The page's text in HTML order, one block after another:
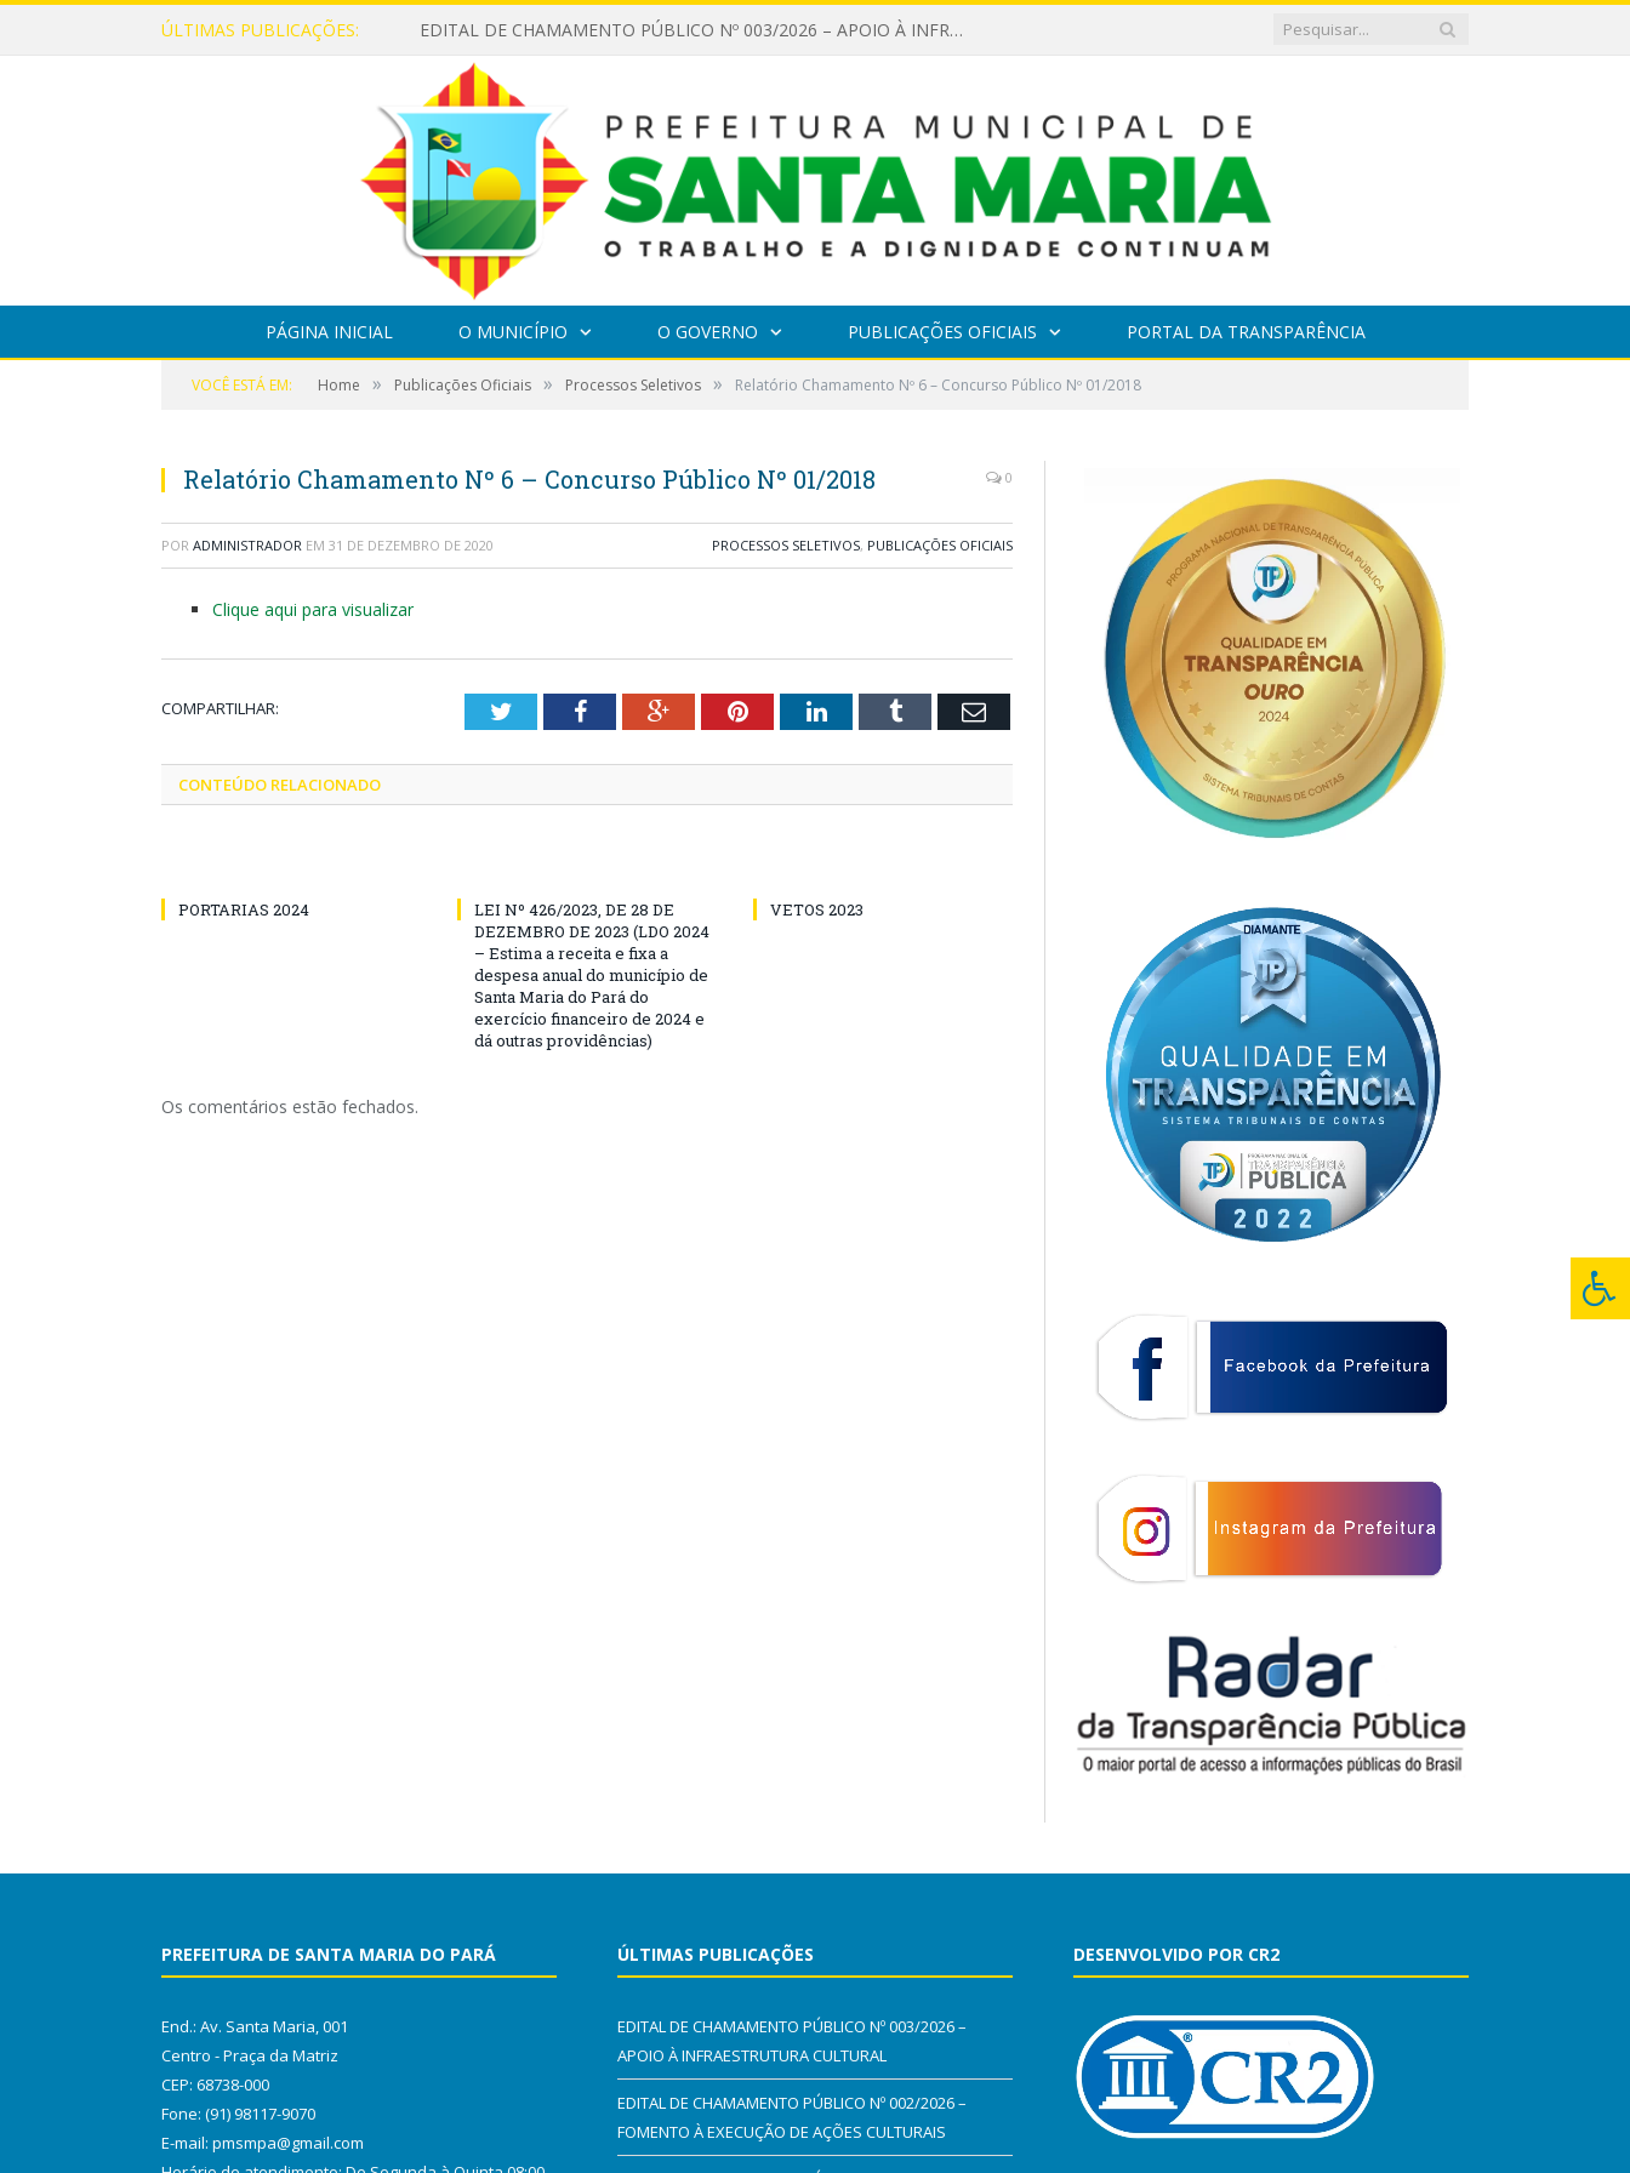
ÚLTIMAS PUBLICAÇÕES: EDITAL DE CHAMAMENTO PÚBLICO Nº 003/2026 – APOIO À INFRAESTRUTURA CULTURAL
PÁGINA INICIAL O MUNICÍPIO O GOVERNO PUBLICAÇÕES OFICIAIS PORTAL DA TRANSPARÊNCIA
VOCÊ ESTÁ EM: Home » Publicações Oficiais » Processos Seletivos » Relatório Chamamento Nº 6 – Concurso Público Nº 01/2018
Relatório Chamamento Nº 6 – Concurso Público Nº 01/2018 0
POR ADMINISTRADOR EM 31 DE DEZEMBRO DE 2020 PROCESSOS SELETIVOS, PUBLICAÇÕES OFICIAIS
Clique aqui para visualizar
COMPARTILHAR: TwitterFacebookGoogle+PinterestLinkedInTumblr Email
CONTEÚDO RELACIONADO
PORTARIAS 2024
LEI Nº 426/2023, DE 28 DE
DEZEMBRO DE 2023 (LDO 2024
– Estima a receita e fixa a
despesa anual do município de
Santa Maria do Pará do
exercício financeiro de 2024 e
dá outras providências)
VETOS 2023
Os comentários estão fechados.
PREFEITURA DE SANTA MARIA DO PARÁ
End.: Av. Santa Maria, 001
Centro - Praça da Matriz
CEP: 68738-000
Fone: (91) 98117-9070
E-mail: pmsmpa@gmail.com
ÚLTIMAS PUBLICAÇÕES
EDITAL DE CHAMAMENTO PÚBLICO Nº 003/2026 –
APOIO À INFRAESTRUTURA CULTURAL
EDITAL DE CHAMAMENTO PÚBLICO Nº 002/2026 –
FOMENTO À EXECUÇÃO DE AÇÕES CULTURAIS
DESENVOLVIDO POR CR2